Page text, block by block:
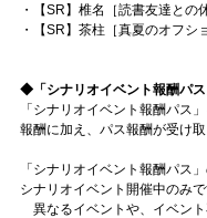
・【SR】椎名［読書友達との
・【SR】茶柱［真夏のオフシ
◆「シナリオイベント報酬パ
「シナリオイベント報酬パス
報酬に加え、パス報酬が受け取
「シナリオイベント報酬パス
シナリオイベント開催中のみで
異なるイベントや、イベント